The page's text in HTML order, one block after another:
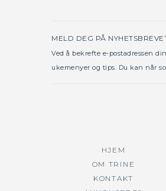
MELD DEG PÅ
Ved å bekrefte e-postadressen
ukemenyer og tips. Du kan når
HJEM
OM TRINE
KONTAKT